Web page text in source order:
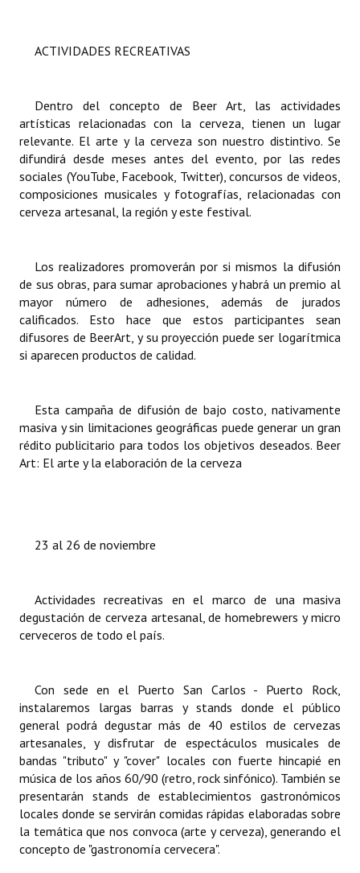
ACTIVIDADES RECREATIVAS
Dentro del concepto de Beer Art, las actividades
artísticas relacionadas con la cerveza, tienen un lugar
relevante. El arte y la cerveza son nuestro distintivo. Se
difundirá desde meses antes del evento, por las redes
sociales (YouTube, Facebook, Twitter), concursos de videos,
composiciones musicales y fotografías, relacionadas con
cerveza artesanal, la región y este festival.
Los realizadores promoverán por si mismos la difusión
de sus obras, para sumar aprobaciones y habrá un premio al
mayor número de adhesiones, además de jurados
calificados. Esto hace que estos participantes sean
difusores de BeerArt, y su proyección puede ser logarítmica
si aparecen productos de calidad.
Esta campaña de difusión de bajo costo, nativamente
masiva y sin limitaciones geográficas puede generar un gran
rédito publicitario para todos los objetivos deseados. Beer
Art: El arte y la elaboración de la cerveza
23 al 26 de noviembre
Actividades recreativas en el marco de una masiva
degustación de cerveza artesanal, de homebrewers y micro
cerveceros de todo el país.
Con sede en el Puerto San Carlos - Puerto Rock,
instalaremos largas barras y stands donde el público
general podrá degustar más de 40 estilos de cervezas
artesanales, y disfrutar de espectáculos musicales de
bandas "tributo" y "cover" locales con fuerte hincapié en
música de los años 60/90 (retro, rock sinfónico). También se
presentarán stands de establecimientos gastronómicos
locales donde se servirán comidas rápidas elaboradas sobre
la temática que nos convoca (arte y cerveza), generando el
concepto de "gastronomía cervecera".